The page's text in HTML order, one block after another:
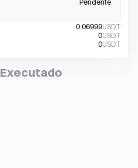
Pendente
0.06999USDT
0USDT
0USDT
Executado